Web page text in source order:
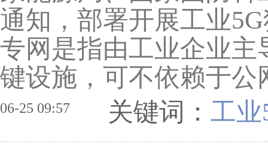
通知，部署开展工业
专网是指由工业企业
键设施，可不依赖于公
06-25 09:57 关键词： 工业